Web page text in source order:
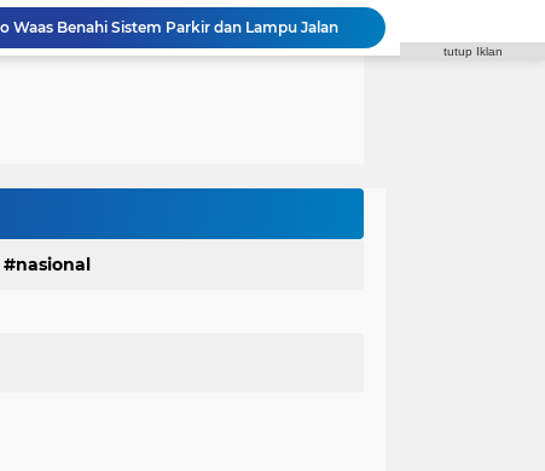
Syaiful Ramadhan: ASN Harus Siap Melayani Masyarakat Dalam Kondisi Apa Pun
nasional
tutup Iklan